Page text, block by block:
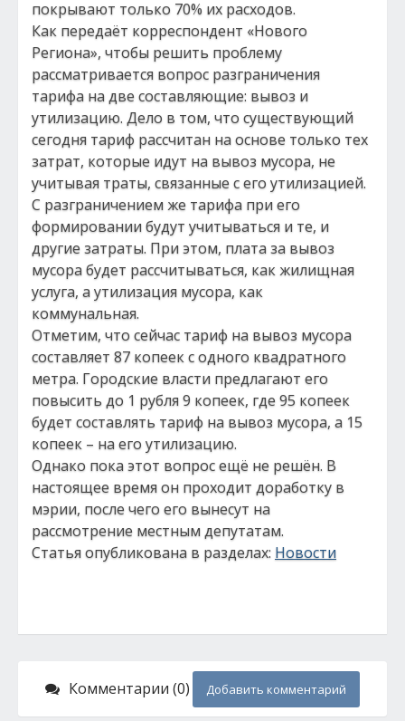
покрывают только 70% их расходов.
Как передаёт корреспондент «Нового
Региона», чтобы решить проблему
рассматривается вопрос разграничения
тарифа на две составляющие: вывоз и
утилизацию. Дело в том, что существующий
сегодня тариф рассчитан на основе только тех
затрат, которые идут на вывоз мусора, не
учитывая траты, связанные с его утилизацией.
С разграничением же тарифа при его
формировании будут учитываться и те, и
другие затраты. При этом, плата за вывоз
мусора будет рассчитываться, как жилищная
услуга, а утилизация мусора, как
коммунальная.
Отметим, что сейчас тариф на вывоз мусора
составляет 87 копеек с одного квадратного
метра. Городские власти предлагают его
повысить до 1 рубля 9 копеек, где 95 копеек
будет составлять тариф на вывоз мусора, а 15
копеек – на его утилизацию.
Однако пока этот вопрос ещё не решён. В
настоящее время он проходит доработку в
мэрии, после чего его вынесут на
рассмотрение местным депутатам.
Статья опубликована в разделах: Новости
Комментарии (0) Добавить комментарий